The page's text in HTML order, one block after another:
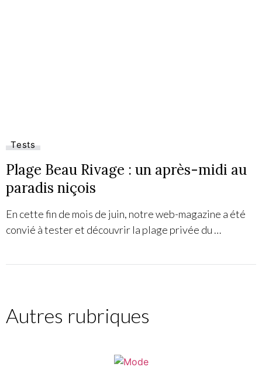
Tests
Plage Beau Rivage : un après-midi au
paradis niçois
En cette fin de mois de juin, notre web-magazine a été
convié à tester et découvrir la plage privée du …
Autres rubriques